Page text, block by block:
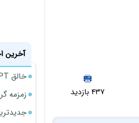
۴۳۷ بازدید
آخرین
خالق ChatGPT زیر ذره‌بین وزارت دادگستری آمریکا
زمزمه
جدیدترین